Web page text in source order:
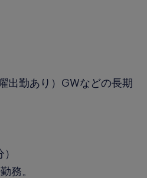
出勤あり）GWなどの長期
務。